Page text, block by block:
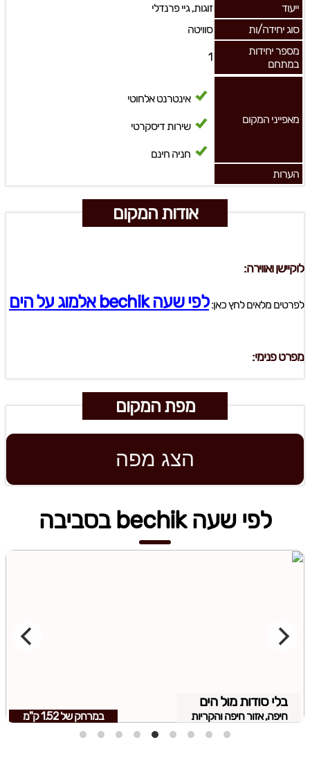
ייעוד
זוגות, גיי פרנדלי
סוג יחידה/ות
סוויטה
מספר יחידות
במתחם
1
מאפייני המקום
אינטרנט אלחוטי
שירות דיסקרטי
חניה חינם
הערות
אודות המקום
לוקיישן ואווירה:
לפרטים מלאים לחץ כאן:לפי שעה bechik אלמוג על הים
מפרט פנימי:
מפת המקום
הצג מפה
לפי שעה bechik בסביבה
בלי סודות מול הים
חיפה, אזור חיפה והקריות במרחק של1.52 ק"מ